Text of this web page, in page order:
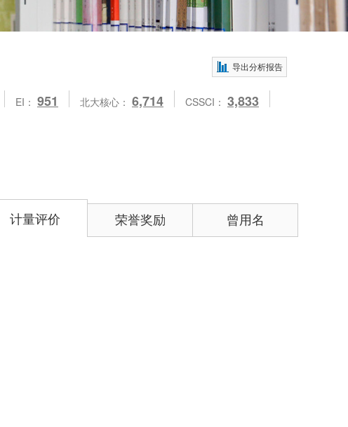
导出分析报告
EI： 951 北大核心： 6,714 CSSCI： 3,833
计量评价 荣誉奖励 曾用名